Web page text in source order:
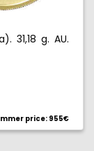
31,18 g. AU.
price: 955€